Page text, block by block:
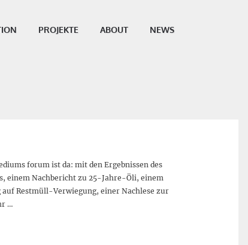
PROJEKTE ABOUT NEWS
forum ist da: mit den Ergebnissen des
einem Nachbericht zu 25-Jahre-Öli, einem
Restmüll-Verwiegung, einer Nachlese zur
…